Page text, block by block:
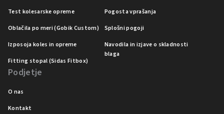
Test kolesarske opreme
Oblačila po meri (Gobik Custom)
Izposoja koles in opreme
Fitting stopal (Sidas Fitbox)
Pogosta vprašanja
Splošni pogoji
Navodila in izjave o skladnosti
blaga
Podjetje
O nas
Kontakt